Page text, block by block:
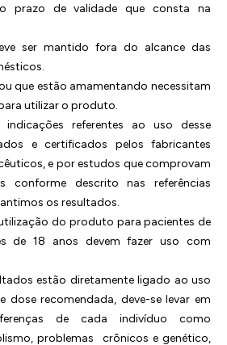
prazo de validade que consta na
ser mantido fora do alcance das
que estão amamentando necessitam
utilizar o produto.
referentes ao uso desse
e certificados pelos fabricantes
e por estudos que comprovam
conforme descrito nas referências
os resultados.
do produto para pacientes de
de 18 anos devem fazer uso com
estão diretamente ligado ao uso
recomendada, deve-se levar em
de cada indivíduo como
problemas crônicos e genético,